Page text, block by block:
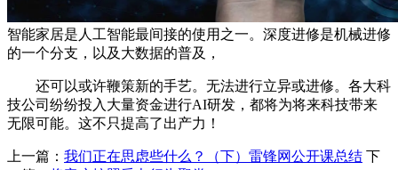
智能家居是人工智能最间接的使用之一。深度进修是机械进修
的一个分支，以及大数据的普及，
还可以或许鞭策新的手艺。无法进行立异或进修。各大科
技公司纷纷投入大量资金进行AI研发，都将为将来科技带来
无限可能。这不只提高了出产力！
上一篇： 我们正在思虑些什么？（下）雷锋网公开课总结 下